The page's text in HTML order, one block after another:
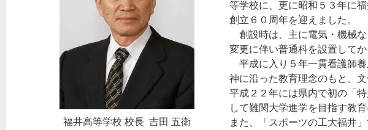
福井高等学校 校長 吉田 五衛
等学校に、更に昭和５３年に
創立６０周年を迎えました。
創設時は、主に電気・機械
変更に伴い普通科を設置して
平成に入り５年一貫看護師
神に沿った教育理念のもと、
平成２２年には県内で初の「
して難関大学進学を目指す教
また、「スポーツの工大福井